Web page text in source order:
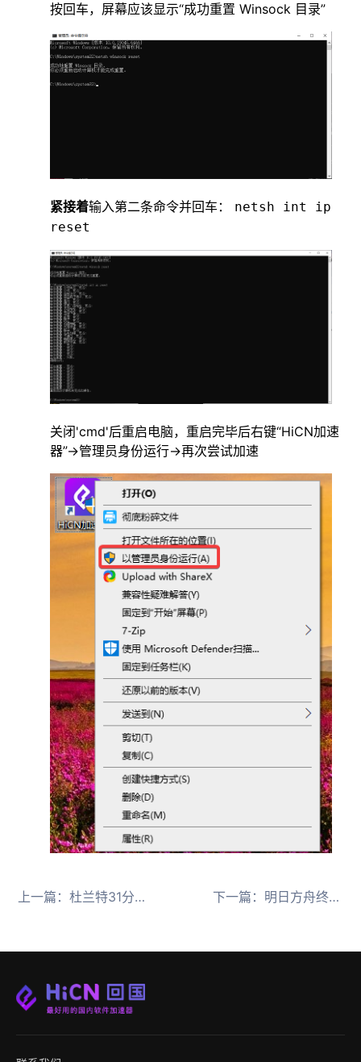
按回车，屏幕应该显示“成功重置 Winsock 目录”
紧接着输入第二条命令并回车： netsh int ip
reset
关闭'cmd'后重启电脑，重启完毕后右键“HiCN加速
器”->管理员身份运行->再次尝试加速
上一篇：杜兰特31分率火箭大胜老鹰，HiCN回国加速器助海外流畅看NBA 下一篇： 明日方舟终末地种子获取全攻略，HiCN回国加速器助海外玩家量产